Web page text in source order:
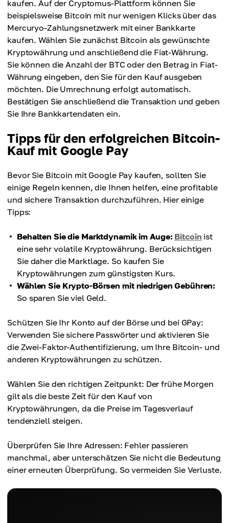
kaufen. Auf der Cryptomus-Plattform können Sie
beispielsweise Bitcoin mit nur wenigen Klicks über das
Mercuryo-Zahlungsnetzwerk mit einer Bankkarte
kaufen. Wählen Sie zunächst Bitcoin als gewünschte
Kryptowährung und anschließend die Fiat-Währung.
Sie können die Anzahl der BTC oder den Betrag in Fiat-
Währung eingeben, den Sie für den Kauf ausgeben
möchten. Die Umrechnung erfolgt automatisch.
Bestätigen Sie anschließend die Transaktion und geben
Sie Ihre Bankkartendaten ein.
Tipps für den erfolgreichen Bitcoin-
Kauf mit Google Pay
Bevor Sie Bitcoin mit Google Pay kaufen, sollten Sie
einige Regeln kennen, die Ihnen helfen, eine profitable
und sichere Transaktion durchzuführen. Hier einige
Tipps:
Behalten Sie die Marktdynamik im Auge: Bitcoin ist
eine sehr volatile Kryptowährung. Berücksichtigen
Sie daher die Marktlage. So kaufen Sie
Kryptowährungen zum günstigsten Kurs.
Wählen Sie Krypto-Börsen mit niedrigen Gebühren:
So sparen Sie viel Geld.
Schützen Sie Ihr Konto auf der Börse und bei GPay:
Verwenden Sie sichere Passwörter und aktivieren Sie
die Zwei-Faktor-Authentifizierung, um Ihre Bitcoin- und
anderen Kryptowährungen zu schützen.
Wählen Sie den richtigen Zeitpunkt: Der frühe Morgen
gilt als die beste Zeit für den Kauf von
Kryptowährungen, da die Preise im Tagesverlauf
tendenziell steigen.
Überprüfen Sie Ihre Adressen: Fehler passieren
manchmal, aber unterschätzen Sie nicht die Bedeutung
einer erneuten Überprüfung. So vermeiden Sie Verluste.